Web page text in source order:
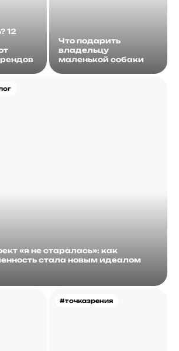
12
«я не старалась»: как
стала новым идеалом
Что подарить
владельцу
маленькой собаки
#точказрения